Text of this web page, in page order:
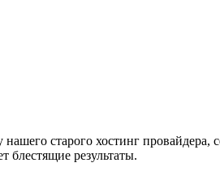
старого хостинг
блестящие результаты.